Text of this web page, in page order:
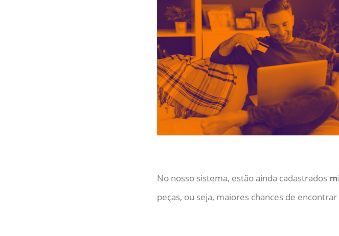
No nosso sistema, estão ainda cadastrados
peças, ou seja, maiores chances de